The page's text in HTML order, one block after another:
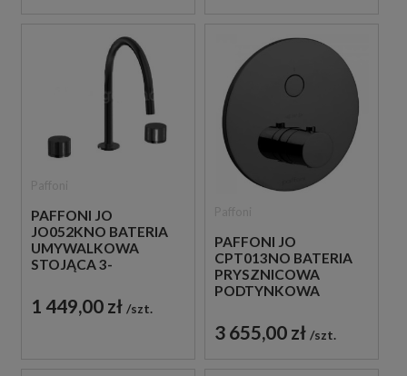
PAFFONI JO
JO052KNO BATERIA
UMYWALKOWA
STOJĄCA 3-
DWUUCHWYTOWA
CZARNA
1 449,00 zł szt.
PAFFONI JO
CPT013NO BATERIA
PRYSZNICOWA
PODTYNKOWA
DROŻNA
JEDNOUCHWYTOWA
3 655,00 zł szt.